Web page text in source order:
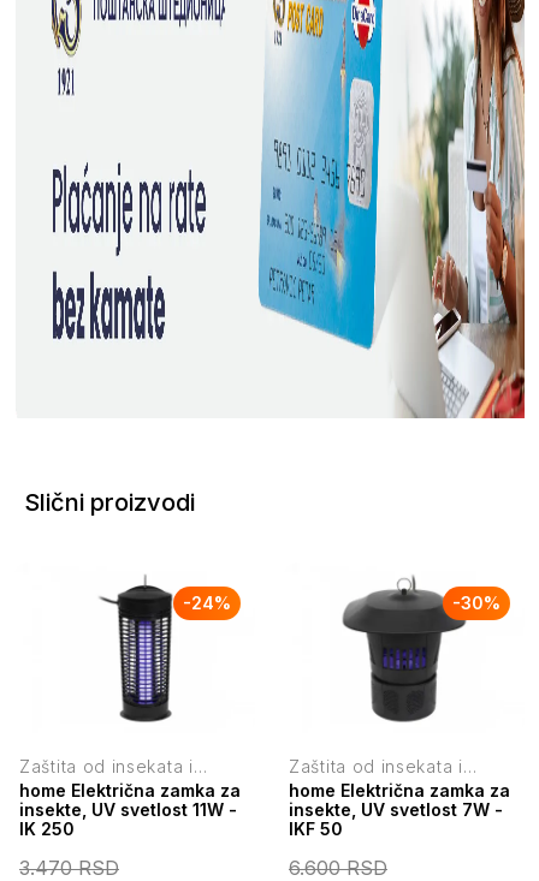
Slični proizvodi
-24%
Zaštita od insekata i
štetočina
home Električna zamka za
insekte, UV svetlost 11W -
IK 250
3.470RSD
-30%
Zaštita od insekata i
štetočina
home Električna zamka za
insekte, UV svetlost 7W -
IKF 50
6.600RSD